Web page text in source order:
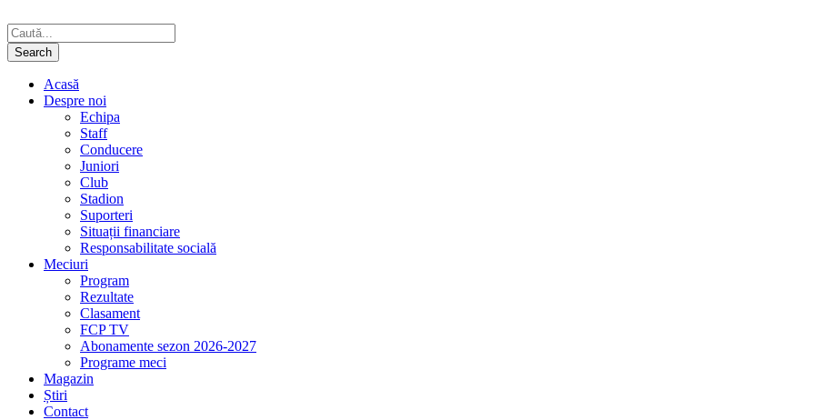
Acasă
Despre noi
Echipa
Staff
Conducere
Juniori
Club
Stadion
Suporteri
Situații financiare
Responsabilitate socială
Meciuri
Program
Rezultate
Clasament
FCP TV
Abonamente sezon 2026-2027
Programe meci
Magazin
Știri
Contact